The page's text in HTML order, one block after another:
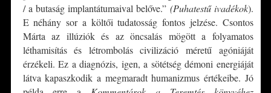
/ a butaság implantátumaival belőve.” (Puhatestű ivadékok).
E néhány sor a költői tudatosság fontos jelzése. Csontos
Márta az illúziók és az öncsalás mögött a folyamatos
léthamisítás és létrombolás civilizáció méretű agóniáját
érzékeli. Ez a diagnózis, igen, a sötétség démoni energiáját
látva kapaszkodik a megmaradt humanizmus értékeibe. Jó